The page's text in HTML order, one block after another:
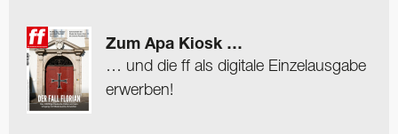
Zum Apa Kiosk …
… und die ff als digitale Einzelausgabe
erwerben!